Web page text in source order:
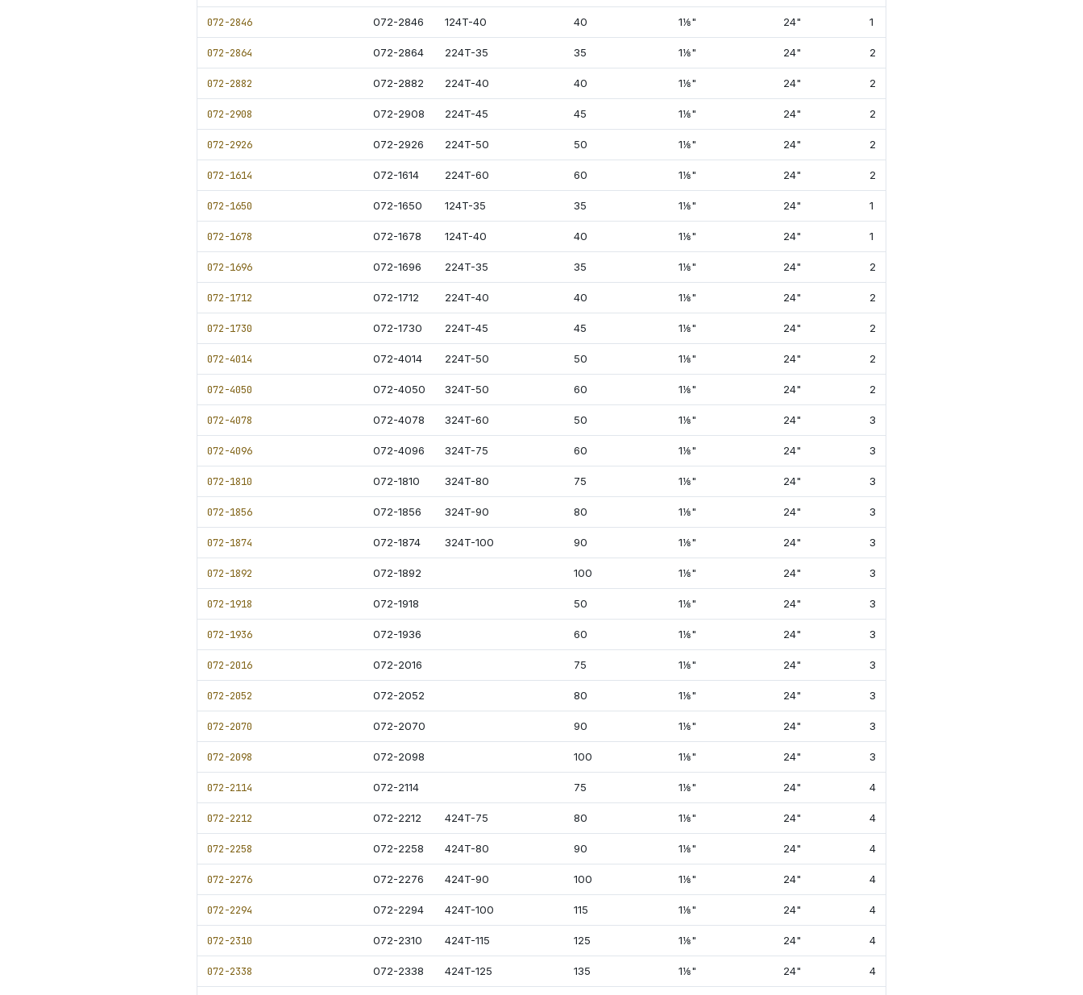
072-2846 072-2846 124T-40 40 1⅛" 24" 1
072-2864 072-2864 224T-35 35 1⅛" 24" 2
072-2882 072-2882 224T-40 40 1⅛" 24" 2
072-2908 072-2908 224T-45 45 1⅛" 24" 2
072-2926 072-2926 224T-50 50 1⅛" 24" 2
072-1614 072-1614 224T-60 60 1⅛" 24" 2
072-1650 072-1650 124T-35 35 1⅛" 24" 1
072-1678 072-1678 124T-40 40 1⅛" 24" 1
072-1696 072-1696 224T-35 35 1⅛" 24" 2
072-1712 072-1712 224T-40 40 1⅛" 24" 2
072-1730 072-1730 224T-45 45 1⅛" 24" 2
072-4014 072-4014 224T-50 50 1⅛" 24" 2
072-4050 072-4050 324T-50 60 1⅛" 24" 2
072-4078 072-4078 324T-60 50 1⅛" 24" 3
072-4096 072-4096 324T-75 60 1⅛" 24" 3
072-1810 072-1810 324T-80 75 1⅛" 24" 3
072-1856 072-1856 324T-90 80 1⅛" 24" 3
072-1874 072-1874 324T-100 90 1⅛" 24" 3
072-1892 072-1892 100 1⅛" 24" 3
072-1918 072-1918 50 1⅛" 24" 3
072-1936 072-1936 60 1⅛" 24" 3
072-2016 072-2016 75 1⅛" 24" 3
072-2052 072-2052 80 1⅛" 24" 3
072-2070 072-2070 90 1⅛" 24" 3
072-2098 072-2098 100 1⅛" 24" 3
072-2114 072-2114 75 1⅛" 24" 4
072-2212 072-2212 424T-75 80 1⅛" 24" 4
072-2258 072-2258 424T-80 90 1⅛" 24" 4
072-2276 072-2276 424T-90 100 1⅛" 24" 4
072-2294 072-2294 424T-100 115 1⅛" 24" 4
072-2310 072-2310 424T-115 125 1⅛" 24" 4
072-2338 072-2338 424T-125 135 1⅛" 24" 4